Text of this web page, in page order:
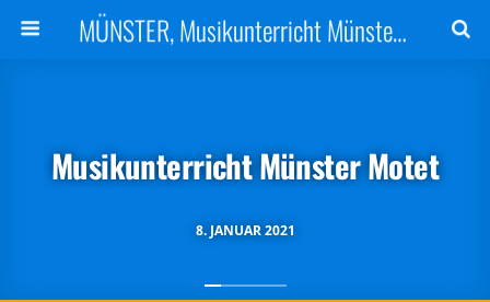
MÜNSTER, Musikunterricht Münster | Musikunterricht in Münster | Musikchule
8. JANUAR 2021
Musikunterricht Münster Motet